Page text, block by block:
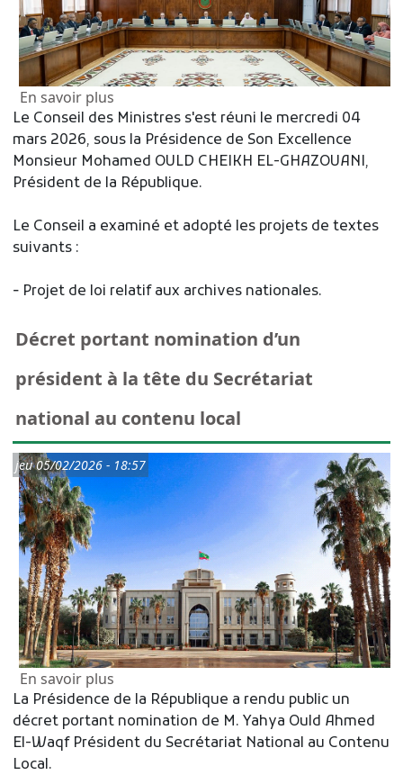
En savoir plussur Communiqué sanctionnant le Conseil
Le Conseil des Ministres s'est réuni le mercredi 04
mars 2026, sous la Présidence de Son Excellence
Monsieur Mohamed OULD CHEIKH EL-GHAZOUANI,
Président de la République.
Le Conseil a examiné et adopté les projets de textes
suivants :
‐ Projet de loi relatif aux archives nationales.
Décret portant nomination d’un
président à la tête du Secrétariat
national au contenu local
jeu 05/02/2026 - 18:57
En savoir plussur Décret portant nomination d’un
La Présidence de la République a rendu public un
décret portant nomination de M. Yahya Ould Ahmed
El-Waqf Président du Secrétariat National au Contenu
Local.